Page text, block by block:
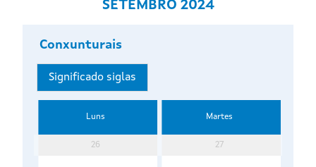
SETEMBRO 2024
Conxunturais
Significado siglas
Luns Martes
26 27